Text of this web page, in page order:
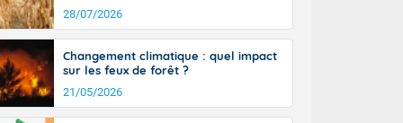
28/07/2026
Changement climatique : quel impact
sur les feux de forêt ?
21/05/2026